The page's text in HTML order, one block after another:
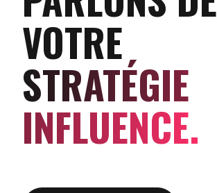
VOTRE
STRATÉGIE
INFLUENCE.